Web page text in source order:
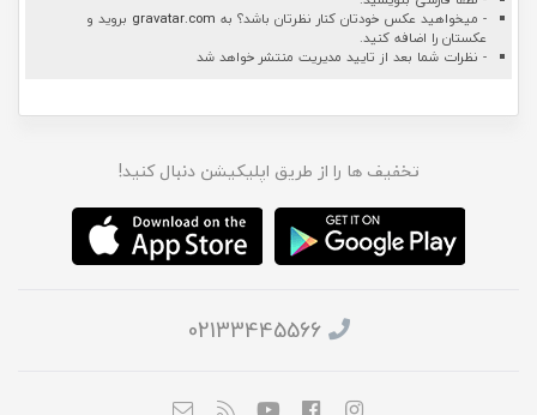
- میخواهید عکس خودتان کنار نظرتان باشد؟ به gravatar.com بروید و
عکستان را اضافه کنید.
- نظرات شما بعد از تایید مدیریت منتشر خواهد شد
تخفیف ها را از طریق اپلیکیشن دنبال کنید!
02133445566